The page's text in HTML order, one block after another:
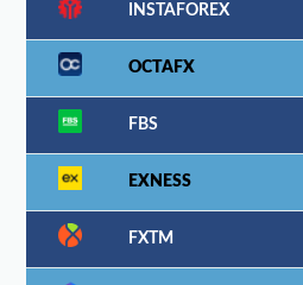
INSTAFOREX
OCTAFX
FBS
EXNESS
FXTM